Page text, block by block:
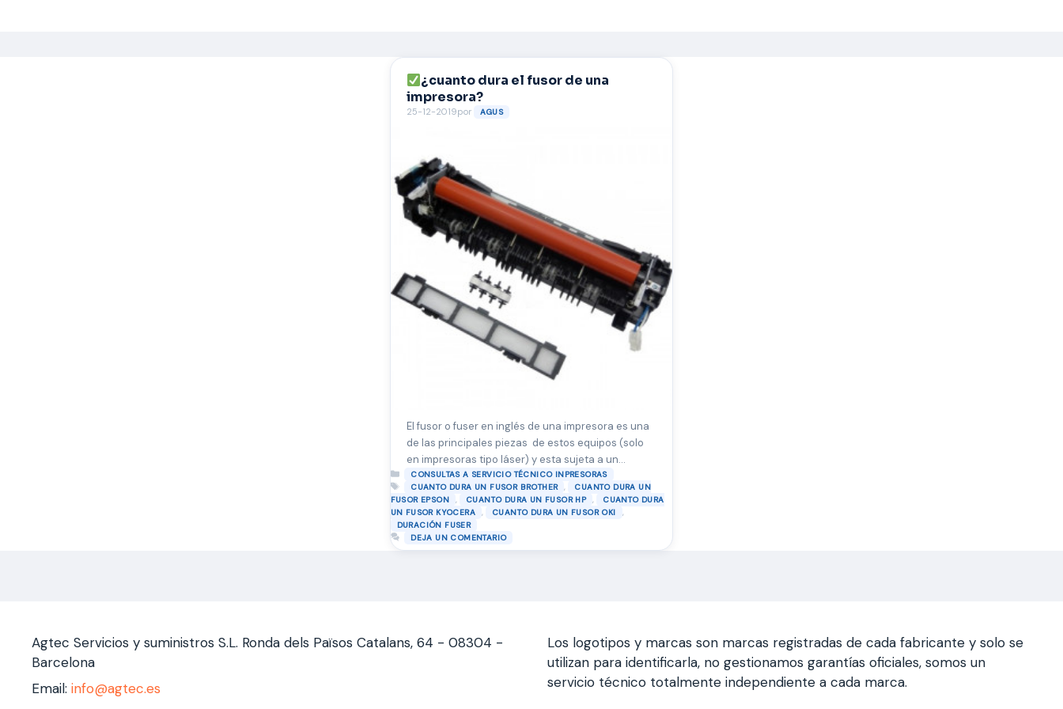
¿cuanto dura el fusor de una
impresora?
25-12-2019por AGUS
El fusor o fuser en inglés de una impresora es una
de las principales piezas de estos equipos (solo
en impresoras tipo láser) y esta sujeta a un
continuo desgaste por ese motivo tiene una
duración limitada ya estimada en numero de
copias por el fabricante. El Fusor es la pieza
compuesta de 2 rodillos y engranajes que …
más
Categorías
CONSULTAS A SERVICIO TÉCNICO INPRESORAS
Etiquetas
CUANTO DURA UN FUSOR BROTHER ,
CUANTO DURA UN
FUSOR EPSON
, CUANTO DURA UN FUSOR HP ,
CUANTO DURA
UN FUSOR KYOCERA
, CUANTO DURA UN FUSOR OKI ,
DURACIÓN FUSER
DEJA UN COMENTARIO
Agtec Servicios y suministros S.L. Ronda dels Països Catalans, 64 - 08304 -
Barcelona
Email: info@agtec.es
Los logotipos y marcas son marcas registradas de cada fabricante y solo se
utilizan para identificarla, no gestionamos garantías oficiales, somos un
servicio técnico totalmente independiente a cada marca.